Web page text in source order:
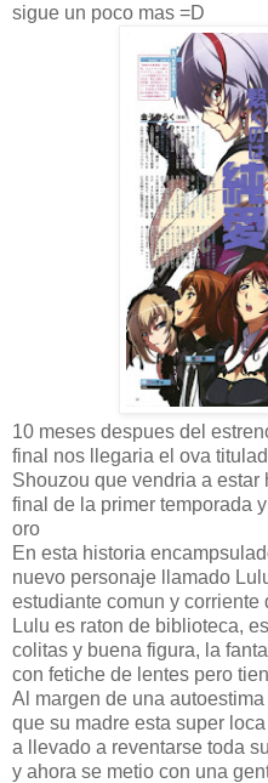
sigue un poco mas =D
10 meses despues del
final nos llegaria el ova
Shouzou que vendria a estar
final de la primer temporada
oro
En esta historia
nuevo personaje llamado
estudiante comun y
Lulu es raton de biblioteca,
colitas y buena figura, la
con fetiche de lentes pero
Al margen de una
que su madre esta super
a llevado a reventarse toda
y ahora se metio con una